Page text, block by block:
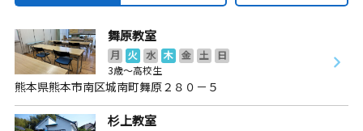
舞原教室
月 火 水 木 金 土
日
3歳～高校生
熊本県熊本市南区城南町舞原２８０－５
杉上教室